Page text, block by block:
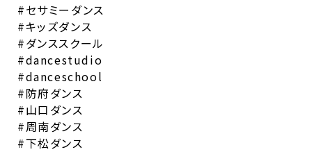
#セサミーダンス
#キッズダンス
#ダンススクール
#dancestudio
#danceschool
#防府ダンス
#山口ダンス
#周南ダンス
#下松ダンス